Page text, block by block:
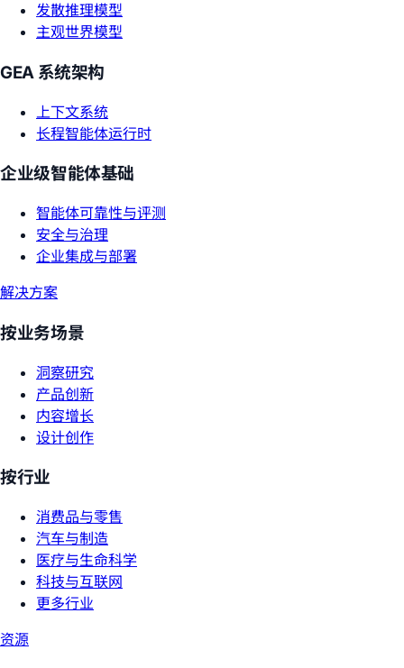
发散推理模型
主观世界模型
GEA 系统架构
上下文系统
长程智能体运行时
企业级智能体基础
智能体可靠性与评测
安全与治理
企业集成与部署
解决方案
按业务场景
洞察研究
产品创新
内容增长
设计创作
按行业
消费品与零售
汽车与制造
医疗与生命科学
科技与互联网
更多行业
资源